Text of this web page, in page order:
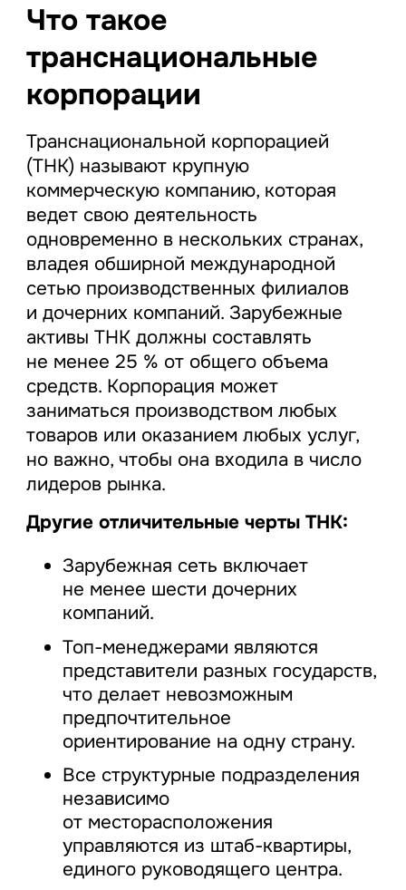
Что такое
транснациональные
корпорации
Транснациональной корпорацией
(ТНК) называют крупную
коммерческую компанию, которая
ведет свою деятельность
одновременно в нескольких странах,
владея обширной международной
сетью производственных филиалов
и дочерних компаний. Зарубежные
активы ТНК должны составлять
не менее 25 % от общего объема
средств. Корпорация может
заниматься производством любых
товаров или оказанием любых услуг,
но важно, чтобы она входила в число
лидеров рынка.
Другие отличительные черты ТНК:
Зарубежная сеть включает
не менее шести дочерних
компаний.
Топ-менеджерами являются
представители разных государств,
что делает невозможным
предпочтительное
ориентирование на одну страну.
Все структурные подразделения
независимо
от месторасположения
управляются из штаб-квартиры,
единого руководящего центра.